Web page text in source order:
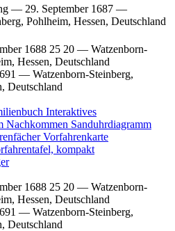
— 29. September 1687 —
Pohlheim, Hessen, Deutschland
1688 25 20 — Watzenborn-
Hessen, Deutschland
— Watzenborn-Steinberg,
Deutschland
Interaktives
Nachkommen Sanduhrdiagramm
Vorfahrenkarte
kompakt
1688 25 20 — Watzenborn-
Hessen, Deutschland
— Watzenborn-Steinberg,
Deutschland